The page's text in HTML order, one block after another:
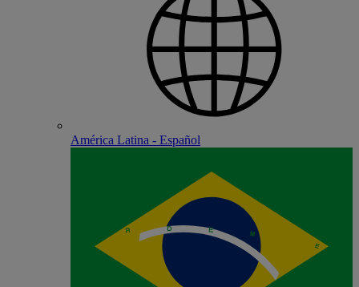
América Latina - Español